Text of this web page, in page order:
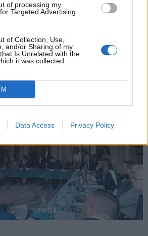
of processing my
Targeted Advertising.
of Collection, Use,
and/or Sharing of my
Is Unrelated with the
it was collected.
Data Access Privacy Policy
“In provincia di
Aler vuoti”